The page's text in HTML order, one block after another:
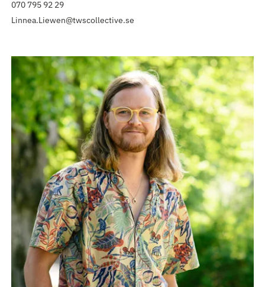
070 795 92 29
Linnea.Liewen@twscollective.se